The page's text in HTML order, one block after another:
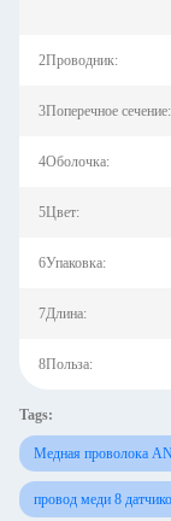
2Проводник:
3Поперечное сечение:
4Оболочка:
5Цвет:
6Упаковка:
7Длина:
8Польза:
Tags:
Медная проволока
провод меди 8